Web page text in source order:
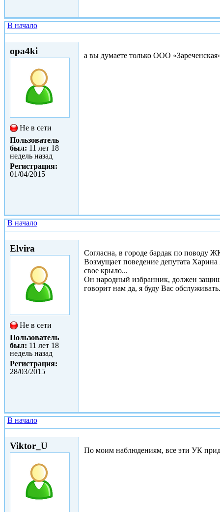
В начало
opa4ki
Не в сети
Пользователь
был: 11 лет 18
недель назад
Регистрация:
01/04/2015
а вы думаете только ООО
В начало
Elvira
Не в сети
Пользователь
был: 11 лет 18
недель назад
Регистрация:
28/03/2015
Согласна, в городе бардак по поводу
Возмущает поведение депутата
свое крыло...
Он народный избранник, должен
говорит нам да, я буду Вас
В начало
Viktor_U По моим наблюдениям, все эти УК